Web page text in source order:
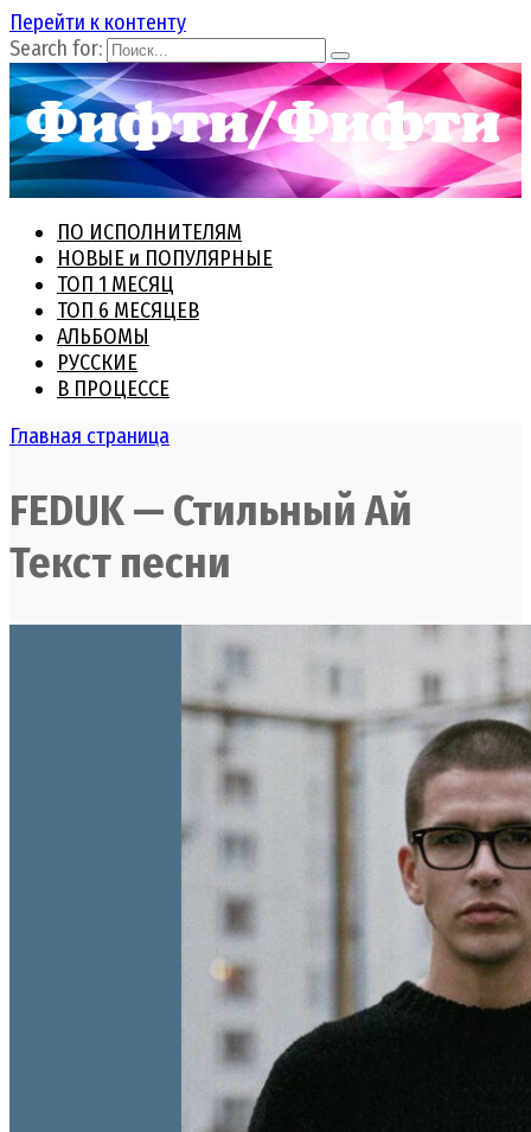
Перейти к контенту
Search for:
ПО ИСПОЛНИТЕЛЯМ
НОВЫЕ и ПОПУЛЯРНЫЕ
ТОП 1 МЕСЯЦ
ТОП 6 МЕСЯЦЕВ
АЛЬБОМЫ
РУССКИЕ
В ПРОЦЕССЕ
Главная страница
FEDUK — Стильный Ай
Текст песни